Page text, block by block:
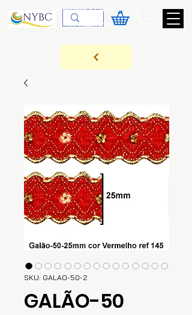
Devoluções & Cobrança
11-9-3089-3144
SKU: GALAO-50-2
GALÃO-50